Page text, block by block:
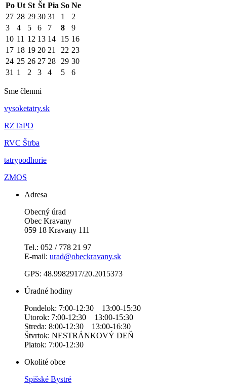
Po Ut St Št Pia So Ne
27 28 29 30 31 1
2
3
4 5 6 7 8
9
10 11 12 13 14 15 16
17 18 19 20 21 22 23
24 25 26 27 28 29 30
31 1 2 3 4 5 6
Sme členmi
vysoketatry.sk
RZTaPO
RVC Štrba
tatrypodhorie
ZMOS
Adresa
Obecný úrad
Obec Kravany
059 18 Kravany 111
Tel.: 052 / 778 21 97
E-mail: urad@obeckravany.sk
GPS: 48.9982917/20.2015373
Úradné hodiny
Pondelok: 7:00-12:30 13:00-15:30
Utorok: 7:00-12:30 13:00-15:30
Streda: 8:00-12:30 13:00-16:30
Štvrtok: NESTRÁNKOVÝ DEŇ
Piatok: 7:00-12:30
Okolité obce
Spišské Bystré